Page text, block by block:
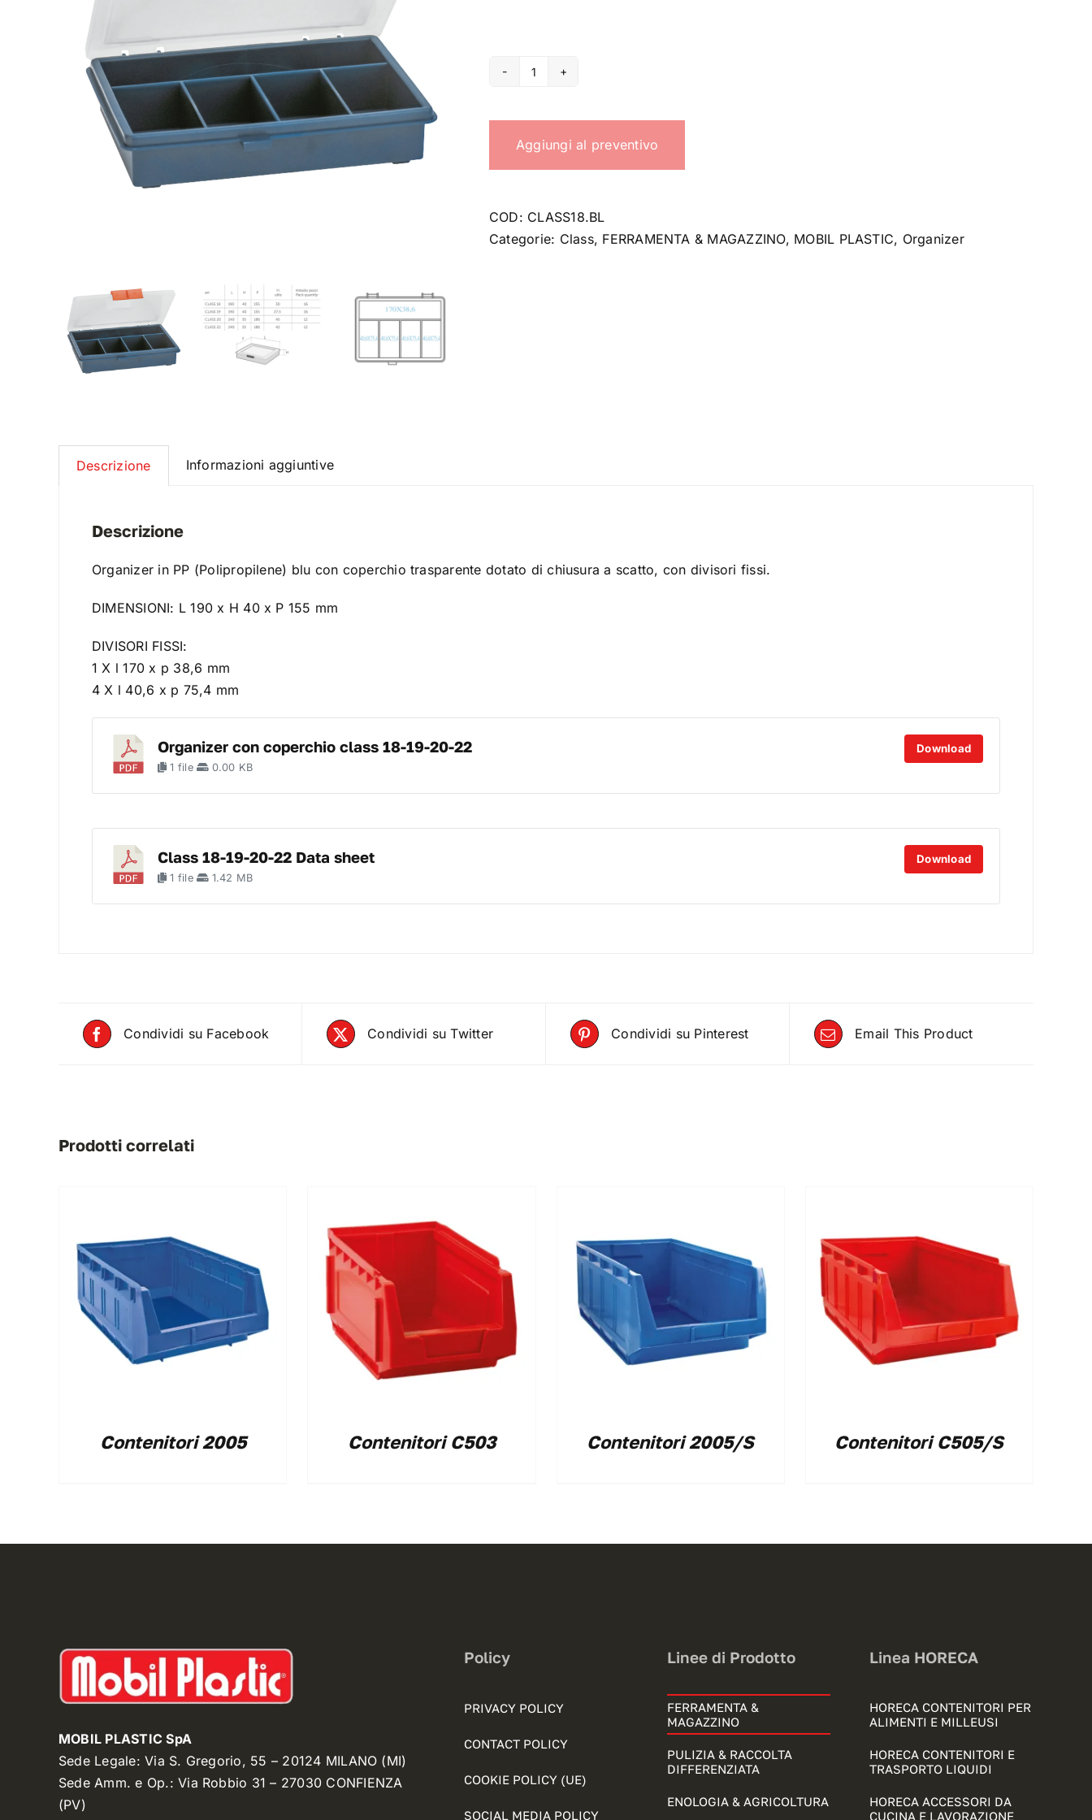
Organizer
18
quantità
Aggiungi al preventivo
COD: CLASS18.BL
Categorie: Class, FERRAMENTA & MAGAZZINO, MOBIL PLASTIC, Organizer
Descrizione Informazioni aggiuntive
Descrizione
Organizer in PP (Polipropilene) blu con coperchio trasparente dotato di chiusura a scatto, con divisori fissi.
DIMENSIONI: L 190 x H 40 x P 155 mm
DIVISORI FISSI:
1 X l 170 x p 38,6 mm
4 X l 40,6 x p 75,4 mm
Organizer con coperchio class 18-19-20-22
1 file 0.00 KB
Download
Class 18-19-20-22 Data sheet
1 file 1.42 MB
Download
Condividi su Facebook Condividi su Twitter Condividi su Pinterest Email This Product
Prodotti correlati
Contenitori 2005 Contenitori C503 Contenitori 2005/S Contenitori C505/S
MOBIL PLASTIC SpA
Sede Legale: Via S. Gregorio, 55 – 20124 MILANO (MI)
Sede Amm. e Op.: Via Robbio 31 – 27030 CONFIENZA
(PV)
Policy
PRIVACY POLICY
CONTACT POLICY
COOKIE POLICY (UE)
SOCIAL MEDIA POLICY
Linee di Prodotto
FERRAMENTA &
MAGAZZINO
PULIZIA & RACCOLTA
DIFFERENZIATA
ENOLOGIA & AGRICOLTURA
Linea HORECA
HORECA CONTENITORI PER
ALIMENTI E MILLEUSI
HORECA CONTENITORI E
TRASPORTO LIQUIDI
HORECA ACCESSORI DA
CUCINA E LAVORAZIONE